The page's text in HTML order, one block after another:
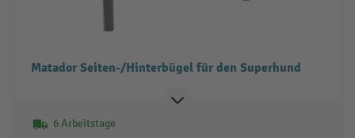
Matador Seiten-/Hinterbügel für den Superhund
6 Arbeitstage